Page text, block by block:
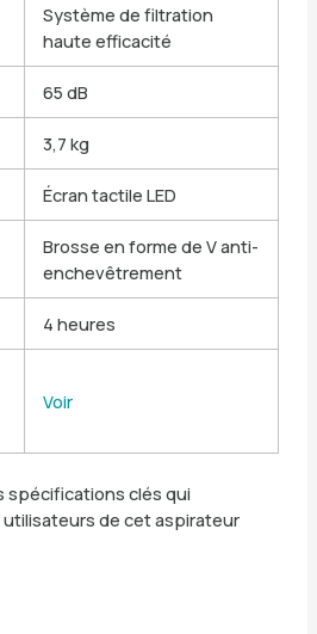
Système de filtration
haute efficacité
65 dB
3,7 kg
Écran tactile LED
Brosse en forme de V anti-
enchevêtrement
4 heures
Voir
spécifications clés qui
de cet aspirateur